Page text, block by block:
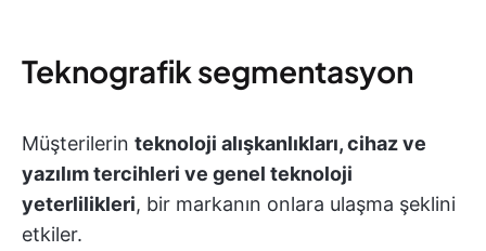
Teknografik segmentasyon
Müşterilerin teknoloji alışkanlıkları, cihaz ve
yazılım tercihleri ve genel teknoloji
yeterlilikleri, bir markanın onlara ulaşma şeklini
etkiler.